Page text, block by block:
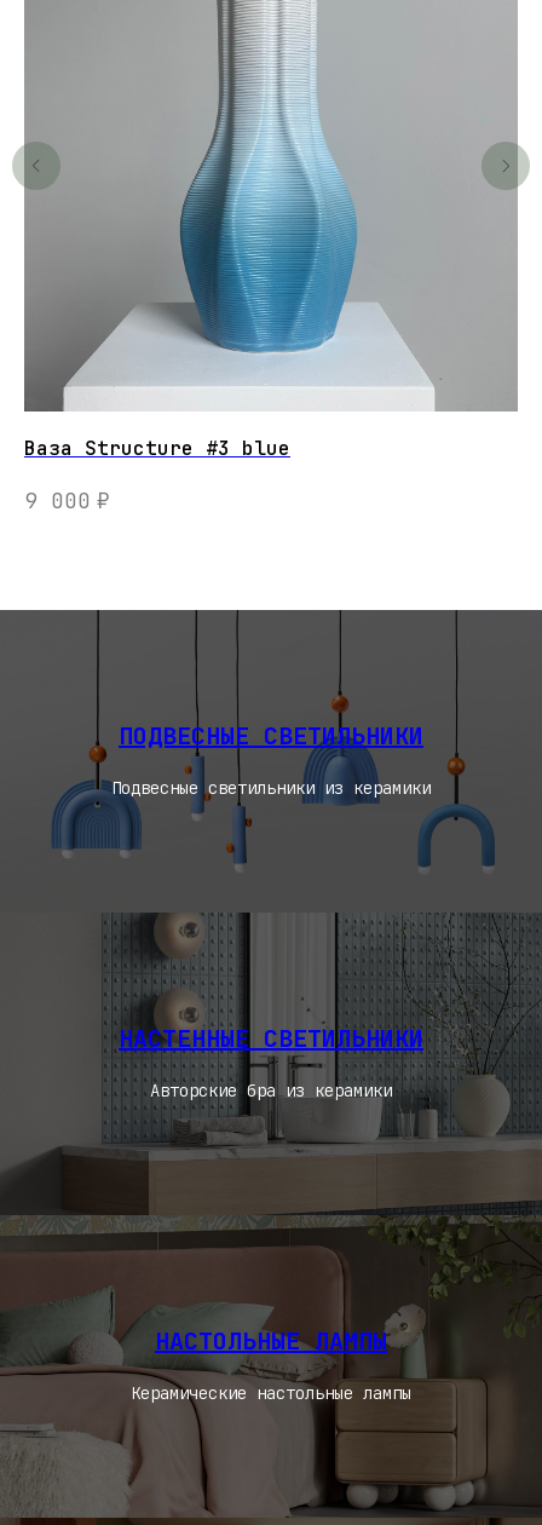
Ваза Structure #3 blue
9 000 ₽
ПОДВЕСНЫЕ СВЕТИЛЬНИКИ
Подвесные светильники из керамики
НАСТЕННЫЕ СВЕТИЛЬНИКИ
Авторские бра из керамики
НАСТОЛЬНЫЕ ЛАМПЫ
Керамические настольные лампы